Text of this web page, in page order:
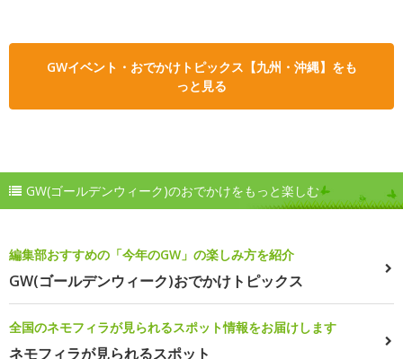
GWイベント・おでかけトピックス【九州・沖縄】をも
っと見る
GW(ゴールデンウィーク)のおでかけをもっと楽しむ
編集部おすすめの「今年のGW」の楽しみ方を紹介
GW(ゴールデンウィーク)おでかけトピックス
全国のネモフィラが見られるスポット情報をお届けします
ネモフィラが見られるスポット